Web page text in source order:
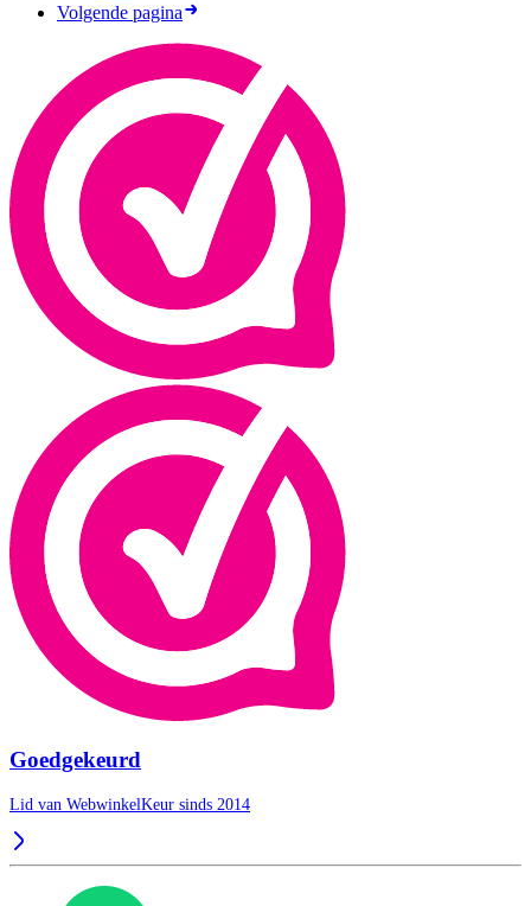
Volgende pagina
Goedgekeurd
Lid van WebwinkelKeur sinds 2014